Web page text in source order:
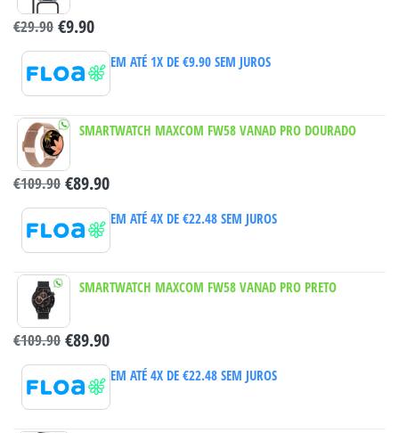
€29.90 €9.90
EM ATÉ 1X DE €9.90SEM JUROS
SMARTWATCH MAXCOM FW58 VANAD PRO DOURADO
€109.90 €89.90
EM ATÉ 4X DE €22.48SEM JUROS
SMARTWATCH MAXCOM FW58 VANAD PRO PRETO
€109.90 €89.90
EM ATÉ 4X DE €22.48SEM JUROS